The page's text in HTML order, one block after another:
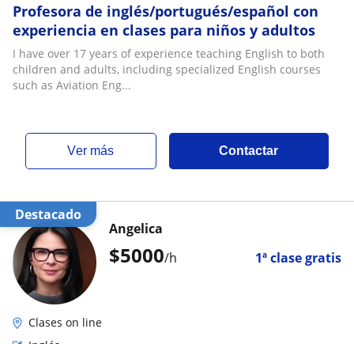
Profesora de inglés/portugués/español con
experiencia en clases para niños y adultos
I have over 17 years of experience teaching English to both
children and adults, including specialized English courses
such as Aviation Eng...
ver más Contactar
Destacado
$5000/h 1ª clase gratis
Angelica
Clases on line